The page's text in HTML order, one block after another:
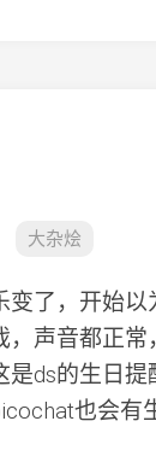
大杂烩
了，开始
声音都正
ds的生日提
也会有